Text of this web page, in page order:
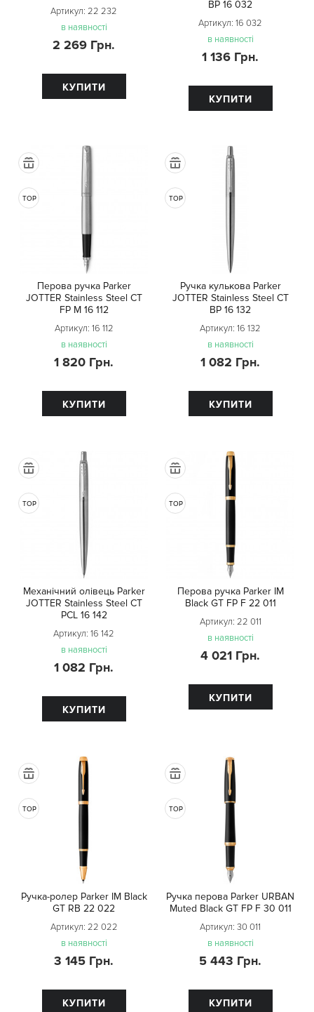
Артикул: 22 232
в наявності
2 269 Грн.
КУПИТИ
BP 16 032
Артикул: 16 032
в наявності
1 136 Грн.
КУПИТИ
TOP
Перова ручка Parker
JOTTER Stainless Steel CT
FP М 16 112
Артикул: 16 112
в наявності
1 820 Грн.
КУПИТИ
TOP
Ручка кулькова Parker
JOTTER Stainless Steel CT
BP 16 132
Артикул: 16 132
в наявності
1 082 Грн.
КУПИТИ
TOP
Механічний олівець Parker
JOTTER Stainless Steel CT
PCL 16 142
Артикул: 16 142
в наявності
1 082 Грн.
КУПИТИ
TOP
Перова ручка Parker IM
Black GT FP F 22 011
Артикул: 22 011
в наявності
4 021 Грн.
КУПИТИ
TOP
Ручка-ролер Parker IM Black
GT RB 22 022
Артикул: 22 022
в наявності
3 145 Грн.
КУПИТИ
TOP
Ручка перова Parker URBAN
Muted Black GT FP F 30 011
Артикул: 30 011
в наявності
5 443 Грн.
КУПИТИ